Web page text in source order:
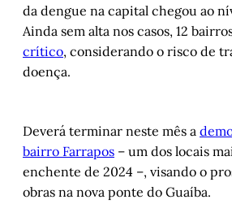
da dengue na capital chegou ao
Ainda sem alta nos casos, 12
crítico, considerando o risco de
doença.
Deverá terminar neste mês a
bairro Farrapos – um dos locais
enchente de 2024 –, visando o
obras na nova ponte do Guaíba.